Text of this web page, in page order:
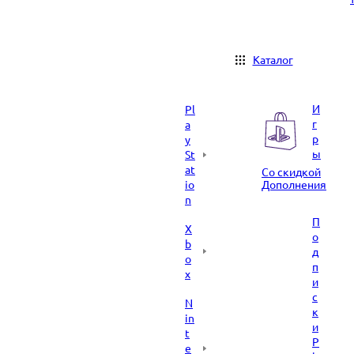
Каталог
Pl
a
y
St
at
io
n
X
b
o
x
N
in
t
e
И
г
р
ы
Со скидкой
Дополнения
П
о
д
п
и
с
к
и
P